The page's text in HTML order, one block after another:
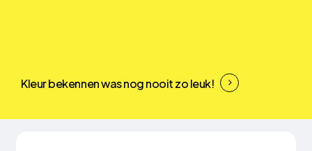
Kleur bekennen was nog nooit zo leuk!